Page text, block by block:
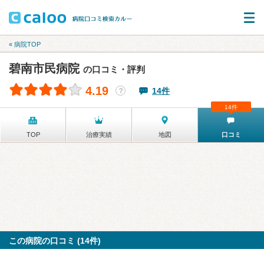
« 病院TOP
碧南市民病院 の口コミ・評判
4.19 ？ 14件
TOP 治療実績 地図 口コミ
14件
この病院の口コミ (14件)